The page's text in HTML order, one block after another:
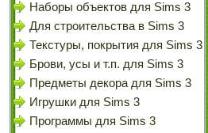
Наборы объектов для Sims 3
Для строительства в Sims 3
Текстуры, покрытия для Sims 3
Брови, усы и т.п. для Sims 3
Предметы декора для Sims 3
Игрушки для Sims 3
Программы для Sims 3